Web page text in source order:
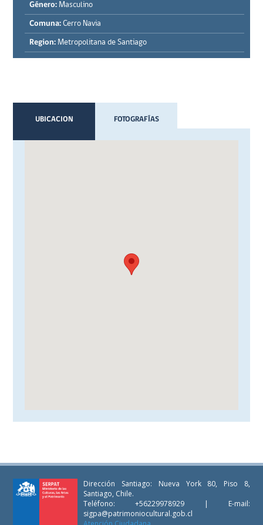
Género: Masculino
Comuna: Cerro Navia
Region: Metropolitana de Santiago
UBICACION FOTOGRAFÍAS
Dirección Santiago: Nueva York 80, Piso 8,
Santiago, Chile.
Teléfono: +56229978929 | E-mail:
sigpa@patrimoniocultural.gob.cl